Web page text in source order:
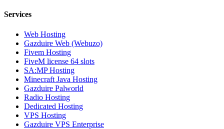
Services
Web Hosting
Gazduire Web (Webuzo)
Fivem Hosting
FiveM license 64 slots
SA:MP Hosting
Minecraft Java Hosting
Gazduire Palworld
Radio Hosting
Dedicated Hosting
VPS Hosting
Gazduire VPS Enterprise